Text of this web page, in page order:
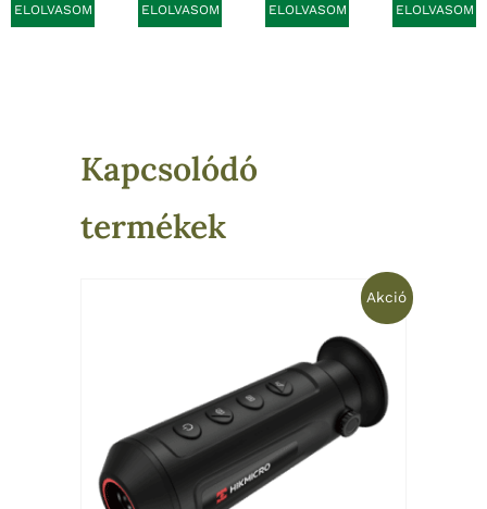
ELOLVASOM ELOLVASOM ELOLVASOM
Kapcsolódó
termékek
Akció
Current
125
900 Ft.